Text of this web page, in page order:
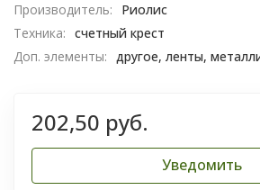
Производитель:
Риолис
Техника: счетный крест
Доп. элементы: другое, ленты,
202,50 руб.
Уведомить